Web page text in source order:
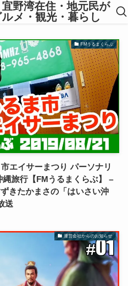
野湾在住・地元民が
メ・観光・暮らし
FMうるまくらぶ
エイサーまつり パーソナリ
旅行【FMうるまくらぶ】 –
きたかまさの「はいさい沖
送
運営会社からのお知らせ